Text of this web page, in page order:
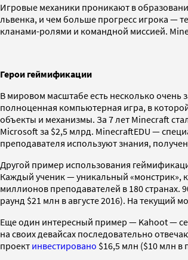
Игровые механики проникают в
львенка, и чем больше прогресс игрока —
кланами-ролями и командной миссией.
Герои геймификации
В мировом масштабе есть несколько
полноценная компьютерная игра, в
объекты и механизмы. За 7 лет Minecraft
Microsoft за $2,5 млрд. MinecraftEDU —
преподавателя используют знания,
Другой пример использования
Каждый ученик — уникальный «монстрик»,
миллионов преподавателей в 180
раунд $21 млн в августе 2016). На текущий
Еще один интересный пример — Kahoot —
на своих девайсах последовательно
проект инвестировано $16,5 млн ($10 млн в